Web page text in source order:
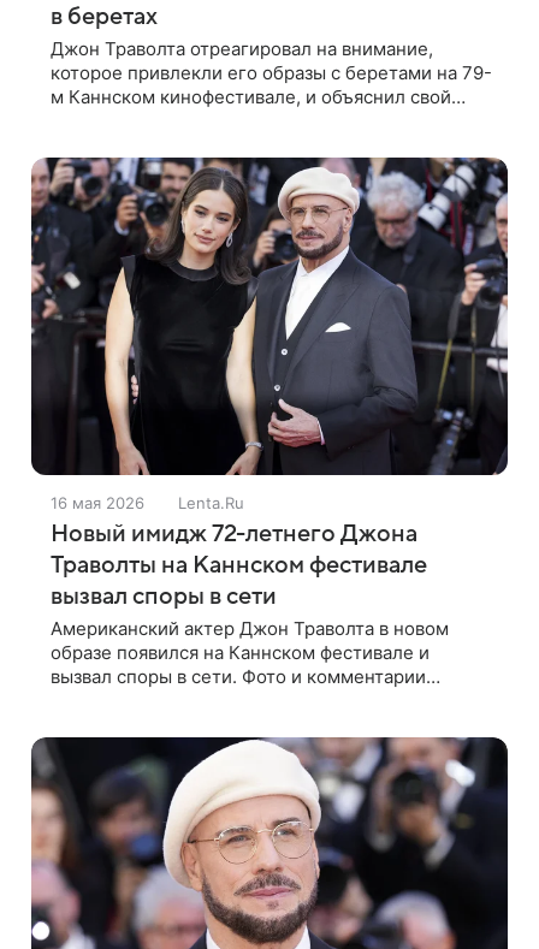
в беретах
Джон Траволта отреагировал на внимание,
которое привлекли его образы с беретами на 79-
м Каннском кинофестивале, и объяснил свой
16 мая 2026 Lenta.Ru
Новый имидж 72-летнего Джона
Траволты на Каннском фестивале
вызвал споры в сети
Американский актер Джон Траволта в новом
образе появился на Каннском фестивале и
вызвал споры в сети. Фото и комментарии